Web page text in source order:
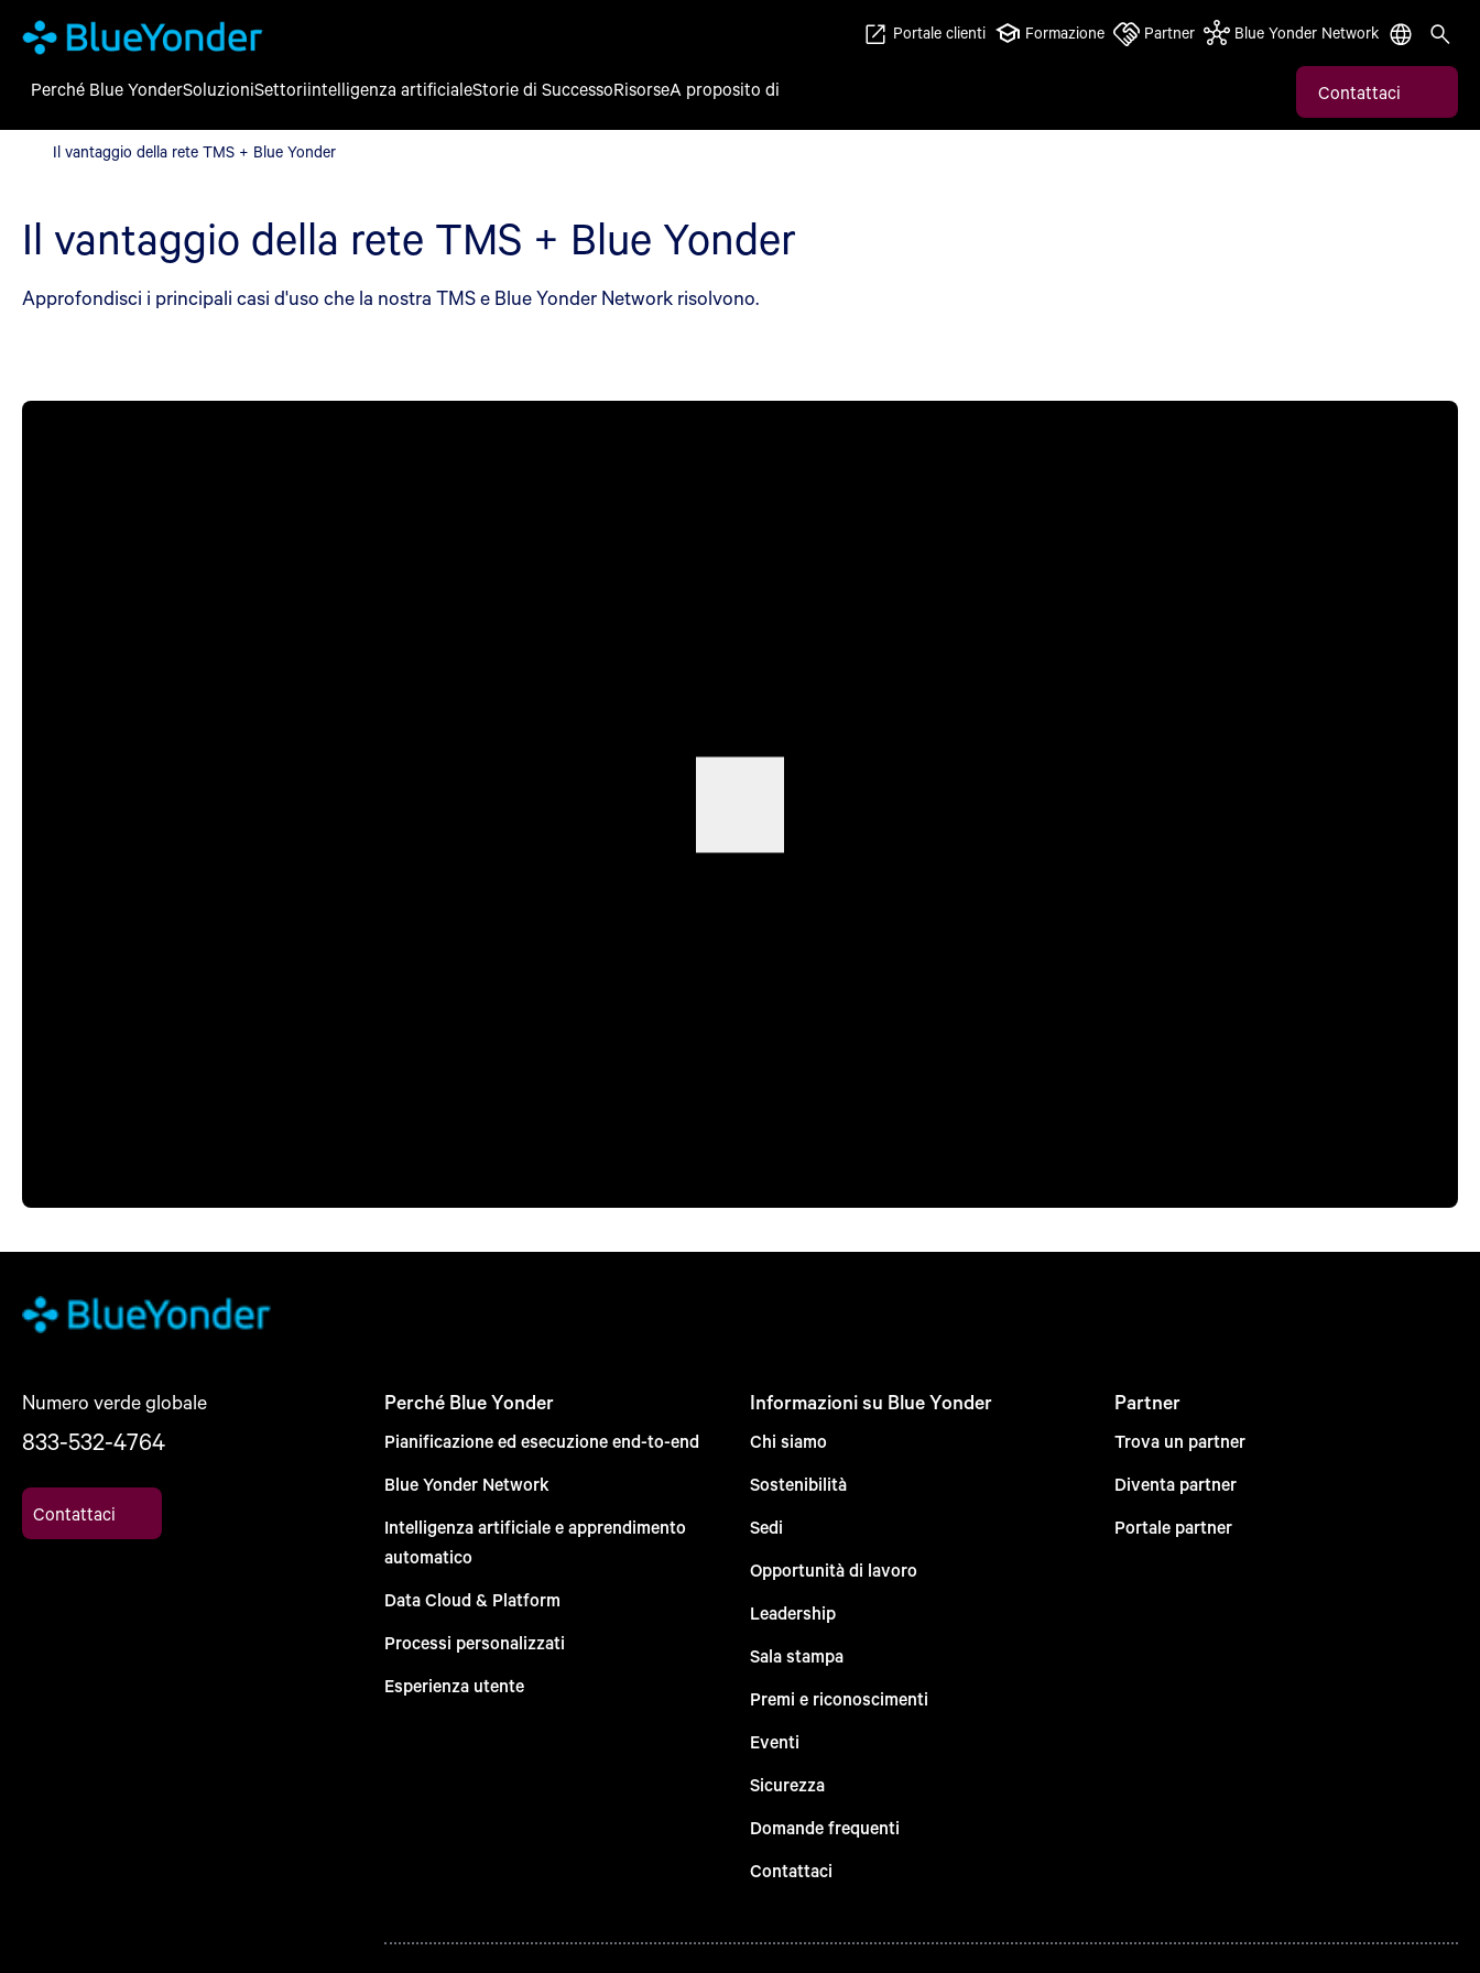
Il vantaggio della rete TMS + Blue Yonder
Portale clienti Formazione Partner Blue Yonder Network
Perché Blue YonderSoluzioniSettoriintelligenza artificialeStorie di SuccessoRisorseA proposito di Contattaci
Il vantaggio della rete TMS + Blue Yonder
Il vantaggio della rete TMS + Blue Yonder
Approfondisci i principali casi d'uso che la nostra TMS e Blue Yonder Network risolvono.
Numero verde globale
833-532-4764
Contattaci
Perché Blue Yonder
Pianificazione ed esecuzione end-to-end
Blue Yonder Network
Intelligenza artificiale e apprendimento
automatico
Data Cloud & Platform
Processi personalizzati
Esperienza utente
Informazioni su Blue Yonder
Chi siamo
Sostenibilità
Sedi
Opportunità di lavoro
Leadership
Sala stampa
Premi e riconoscimenti
Eventi
Sicurezza
Domande frequenti
Contattaci
Partner
Trova un partner
Diventa partner
Portale partner